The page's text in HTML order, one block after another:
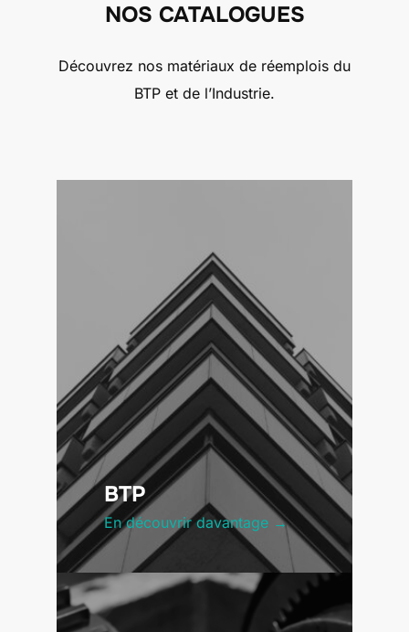
NOS CATALOGUES
Découvrez nos matériaux de réemplois du
BTP et de l’Industrie.
BTP
En découvrir davantage →